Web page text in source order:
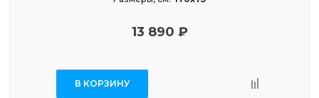
13 890 ₽
В КОРЗИНУ